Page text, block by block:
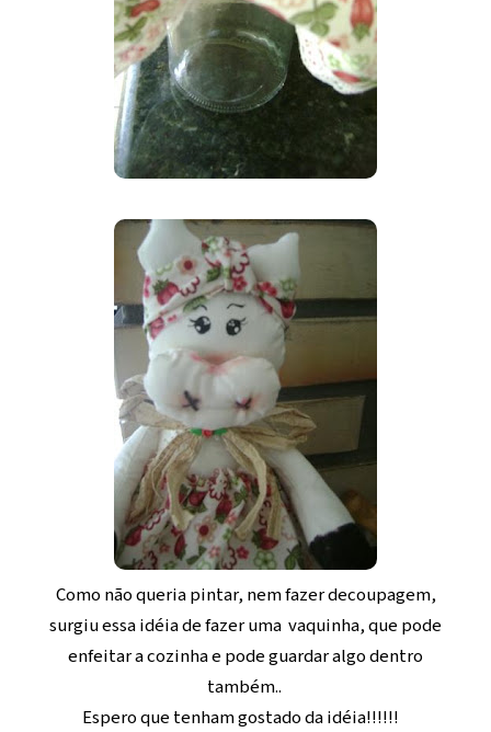
Como não queria pintar, nem fazer decoupagem,
surgiu essa idéia de fazer uma vaquinha, que pode
enfeitar a cozinha e pode guardar algo dentro
também..
Espero que tenham gostado da idéia!!!!!!